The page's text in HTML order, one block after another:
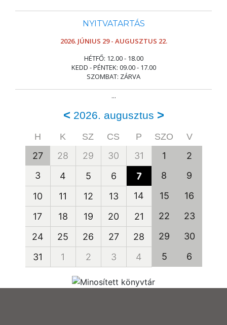
NYITVATARTÁS
2026. JÚNIUS 29 - AUGUSZTUS 22.
HÉTFŐ: 12.00 - 18.00
KEDD - PÉNTEK: 09.00 - 17.00
SZOMBAT: ZÁRVA
...
< 2026. augusztus >
H K SZ CS P SZO V
27 28 29 30 31 1
2
3
4 5 6 7 8
9
10
11 12 13 14 15
16
17
18 19 20 21 22
23
24
25 26 27 28 29
30
31
1 2 3 4 5 6